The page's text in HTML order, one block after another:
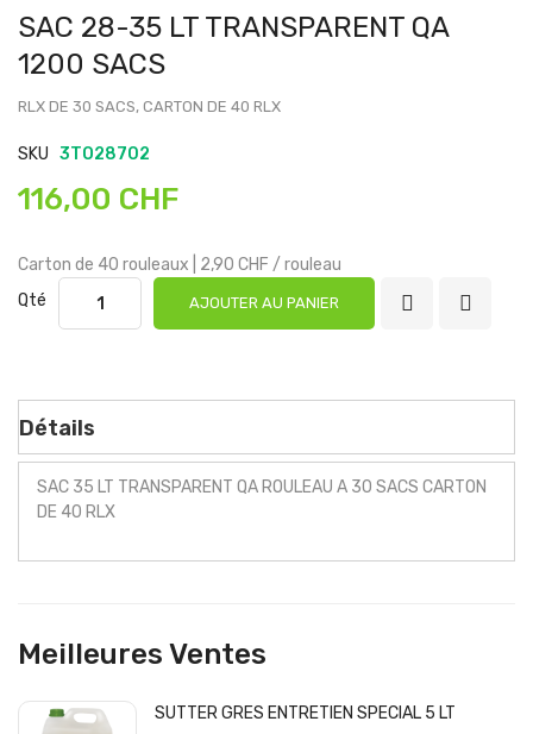
SAC 28-35 LT TRANSPARENT QA
1200 SACS
RLX DE 30 SACS, CARTON DE 40 RLX
SKU 3TO28702
116,00 CHF
Carton de 40 rouleaux | 2,90 CHF / rouleau
Qté
AJOUTER AU PANIER
Détails
SAC 35 LT TRANSPARENT QA ROULEAU A 30 SACS CARTON
DE 40 RLX
Meilleures Ventes
SUTTER GRES ENTRETIEN SPECIAL 5 LT